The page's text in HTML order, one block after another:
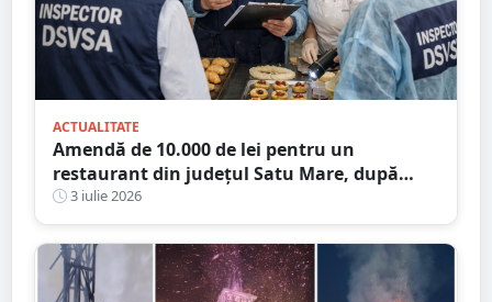
ACTUALITATE
Amendă de 10.000 de lei pentru un
restaurant din județul Satu Mare, după
verificările DSVSA
3 iulie 2026